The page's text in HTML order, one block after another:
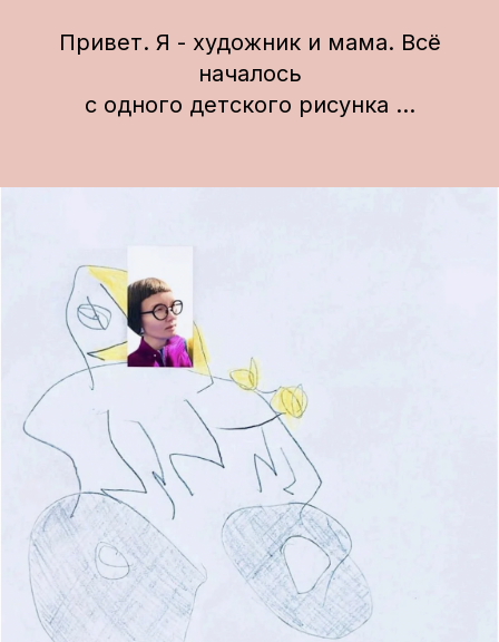
Привет. Я - художник и мама. Всё
началось
с одного детского рисунка ...